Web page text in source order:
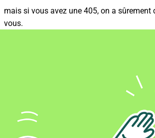
mais si vous avez une 405, on a sûrement
vous.